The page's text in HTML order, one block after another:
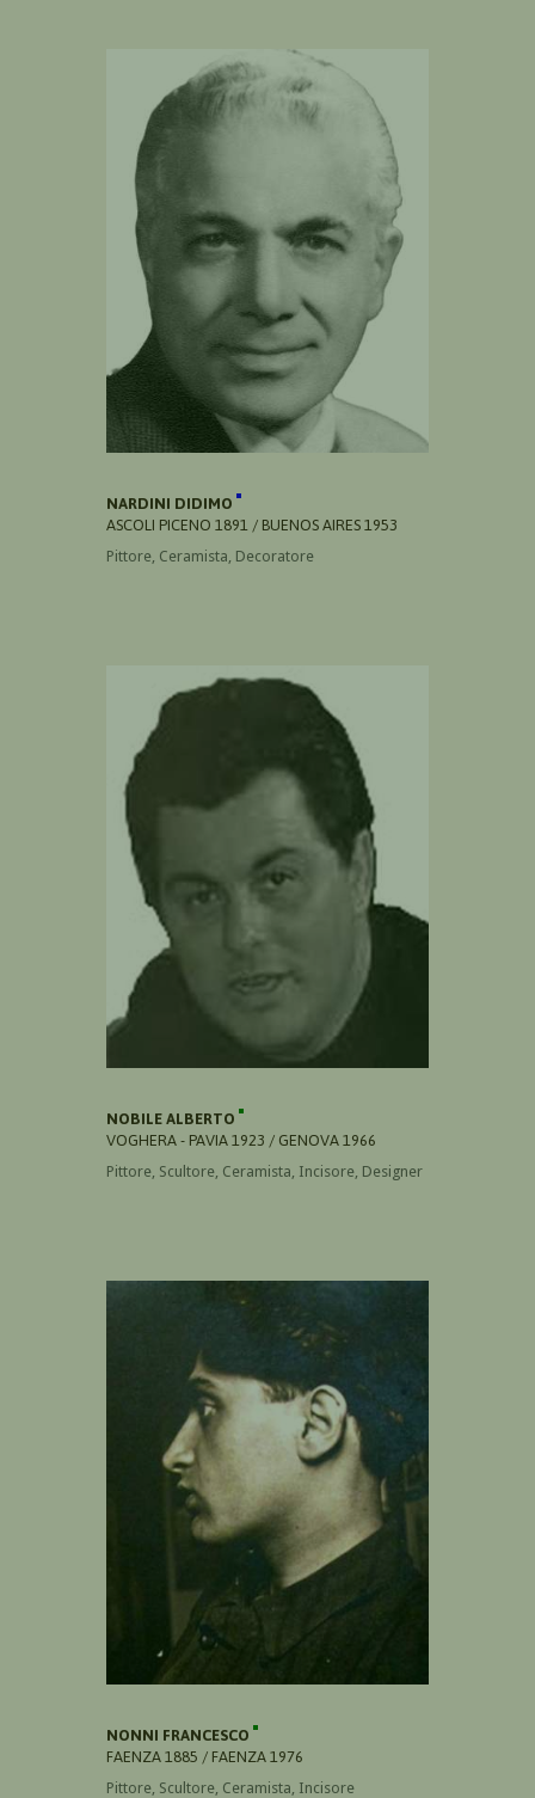
NARDINI DIDIMO
ASCOLI PICENO 1891 / BUENOS AIRES 1953
Pittore, Ceramista, Decoratore
NOBILE ALBERTO
VOGHERA - PAVIA 1923 / GENOVA 1966
Pittore, Scultore, Ceramista, Incisore, Designer
NONNI FRANCESCO
FAENZA 1885 / FAENZA 1976
Pittore, Scultore, Ceramista, Incisore